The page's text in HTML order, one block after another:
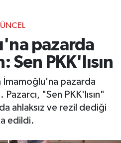
pazarda
Sen PKK'lısın
İmamoğlu'na pazarda
"Sen PKK'lısın"
ahlaksız ve rezil dediği
edildi.